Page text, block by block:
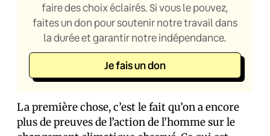
faire des choix éclairés. Si vous le pouvez,
faites un don pour soutenir notre travail dans
la durée et garantir notre indépendance.
Je fais un don
La première chose, c’est le fait qu’on a encore
plus de preuves de l’action de l’homme sur le